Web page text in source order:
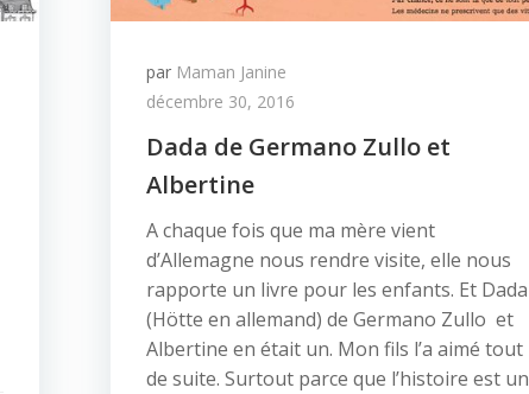
par Maman Janine
décembre 30, 2016
Dada de Germano Zullo et
Albertine
A chaque fois que ma mère vient
d’Allemagne nous rendre visite, elle nous
rapporte un livre pour les enfants. Et Dada
(Hötte en allemand) de Germano Zullo et
Albertine en était un. Mon fils l’a aimé tout
de suite. Surtout parce que l’histoire est un